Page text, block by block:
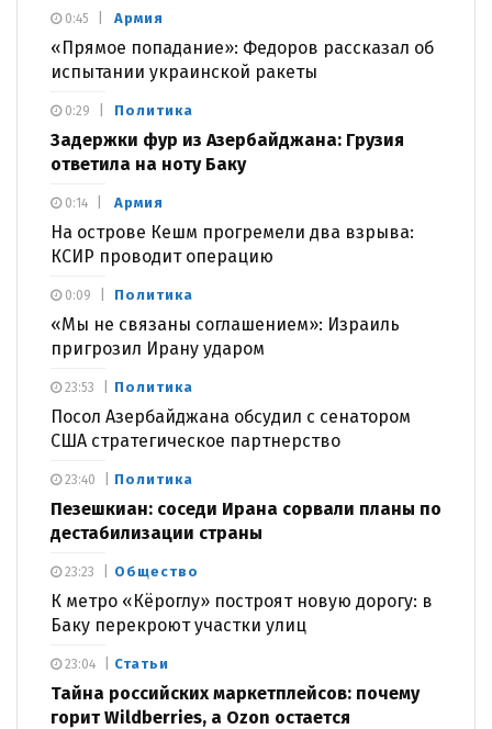
Армия
«Прямое попадание»: Федоров рассказал об
испытании украинской ракеты
0:45
Политика
Задержки фур из Азербайджана: Грузия
ответила на ноту Баку
0:29
Армия
На острове Кешм прогремели два взрыва:
КСИР проводит операцию
0:14
Политика
«Мы не связаны соглашением»: Израиль
пригрозил Ирану ударом
0:09
Политика
Посол Азербайджана обсудил с сенатором
США стратегическое партнерство
23:53
Политика
Пезешкиан: соседи Ирана сорвали планы по
дестабилизации страны
23:40
Общество
К метро «Кёроглу» построят новую дорогу: в
Баку перекроют участки улиц
23:23
Статьи
Тайна российских маркетплейсов: почему
горит Wildberries, а Ozon остается
23:04